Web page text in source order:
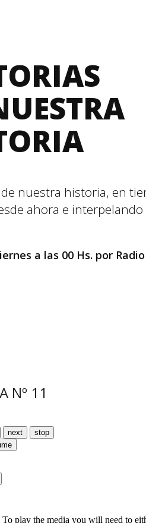
nuestra historia, en
ahora e interpelando
a las 00 Hs. por
Nº 11